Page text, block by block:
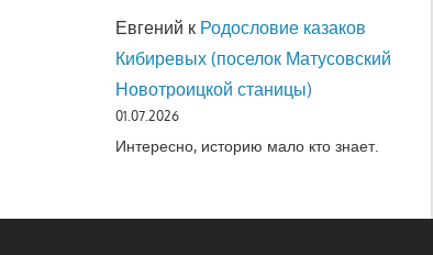
Евгений к Родословие казаков
Кибиревых (поселок Матусовский
Новотроицкой станицы)
01.07.2026
Интересно, историю мало кто знает.